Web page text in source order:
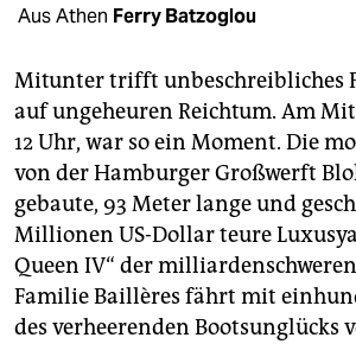
unterstützen
abo
genossenschaft
epaper login
Aus Athen Ferry Batzoglou
Mitunter trifft unbeschreibliches
auf ungeheuren Reichtum. Am
12 Uhr, war so ein Moment. Die
von der Hamburger Großwerft
gebaute, 93 Meter lange und
Millionen US-Dollar teure
Queen IV“ der
Familie Baillères fährt mit
des verheerenden Bootsunglücks